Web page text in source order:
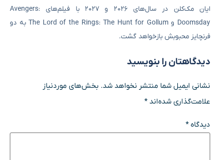
ایان مک‌کلن در سال‌های ۲۰۲۶ و ۲۰۲۷ با فیلم‌های Avengers:
Doomsday و The Lord of the Rings: The Hunt for Gollum به دو
فرنچایز محبوبش بازخواهد گشت.
دیدگاهتان را بنویسید
نشانی ایمیل شما منتشر نخواهد شد. بخش‌های موردنیاز
علامت‌گذاری شده‌اند*
دیدگاه*